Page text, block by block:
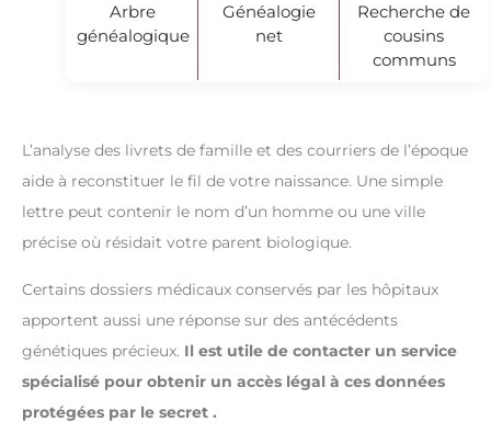
Arbre
généalogique
Généalogie
net
Recherche de
cousins
communs
L’analyse des livrets de famille et des courriers de l’époque
aide à reconstituer le fil de votre naissance. Une simple
lettre peut contenir le nom d’un homme ou une ville
précise où résidait votre parent biologique.
Certains dossiers médicaux conservés par les hôpitaux
apportent aussi une réponse sur des antécédents
génétiques précieux. Il est utile de contacter un service
spécialisé pour obtenir un accès légal à ces données
protégées par le secret .